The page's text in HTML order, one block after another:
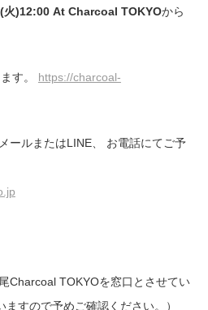
火)12:00 At Charcoal TOKYOから
す。 https://charcoal-
ールまたはLINE、 お電話にてご予
Charcoal TOKYOを窓口とさせてい
すので予めご確認ください。）